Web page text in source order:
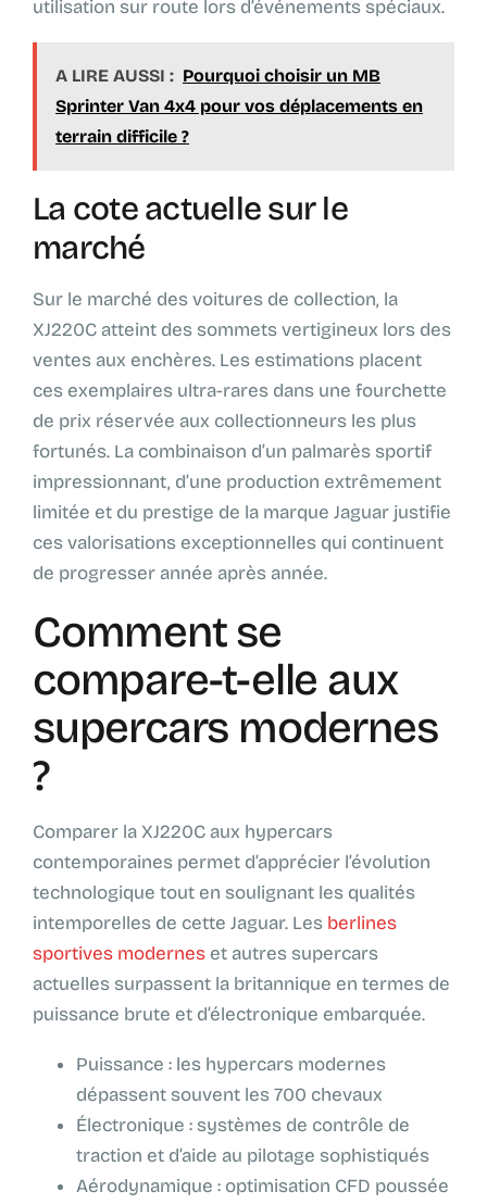
utilisation sur route lors d’événements spéciaux.
A LIRE AUSSI : Pourquoi choisir un MB
Sprinter Van 4x4 pour vos déplacements en
terrain difficile ?
La cote actuelle sur le
marché
Sur le marché des voitures de collection, la
XJ220C atteint des sommets vertigineux lors des
ventes aux enchères. Les estimations placent
ces exemplaires ultra-rares dans une fourchette
de prix réservée aux collectionneurs les plus
fortunés. La combinaison d’un palmarès sportif
impressionnant, d’une production extrêmement
limitée et du prestige de la marque Jaguar justifie
ces valorisations exceptionnelles qui continuent
de progresser année après année.
Comment se
compare-t-elle aux
supercars modernes
?
Comparer la XJ220C aux hypercars
contemporaines permet d’apprécier l’évolution
technologique tout en soulignant les qualités
intemporelles de cette Jaguar. Les berlines
sportives modernes et autres supercars
actuelles surpassent la britannique en termes de
puissance brute et d’électronique embarquée.
Puissance : les hypercars modernes
dépassent souvent les 700 chevaux
Électronique : systèmes de contrôle de
traction et d’aide au pilotage sophistiqués
Aérodynamique : optimisation CFD poussée